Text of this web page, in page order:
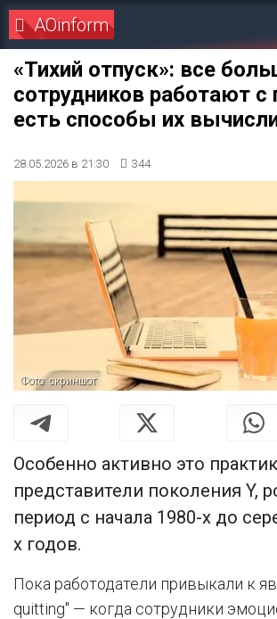
AOinform
«Тихий отпуск»: все
сотрудников работают
есть способы их
28.05.2026 в 21:30 344
Фото: скриншот
Особенно активно это
представители поколения Y,
период с начала 1980-х до
х годов.
Пока работодатели привыкали к
quitting" — когда сотрудники